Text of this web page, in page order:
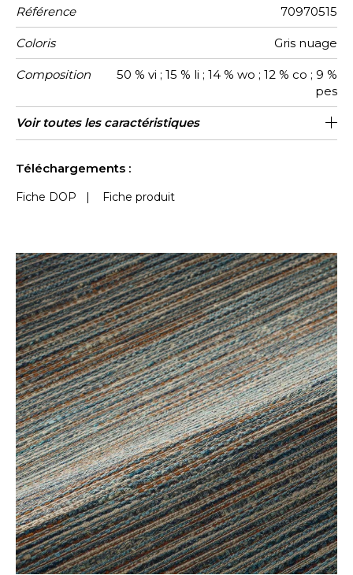
Référence 70970515
Coloris Gris nuage
Composition
50 % vi ; 15 % li ; 14 % wo ; 12 % co ; 9 %
pes
Largeur 138 cm / 54 Inches
Hauteur Vendu au mètre
Poids g/m² 470
Entretien Epongeable
Pose colle Encollage du mur
Dépose Pelable
Norme COV A+
ASTME84 Class A
Norme
euroclass
B-s1, d0
Pays
d'origine
Belgique
Voir toutes les caractéristiques
Téléchargements :
Fiche DOP | Fiche produit